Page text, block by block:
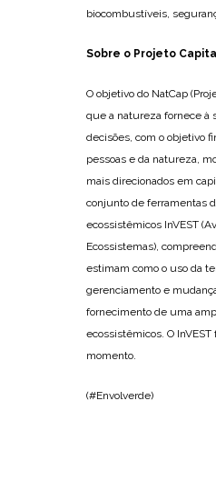
biocombustíveis,
Sobre o Projeto
O objetivo do NatCap
que a natureza fornece à
decisões, com o objetivo
pessoas e da natureza,
mais direcionados em
conjunto de ferramentas
ecossistêmicos InVEST
Ecossistemas),
estimam como o uso da
gerenciamento e
fornecimento de uma
ecossistêmicos. O
momento.
(#Envolverde)